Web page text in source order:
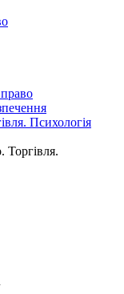
Психологія
Торгівля.